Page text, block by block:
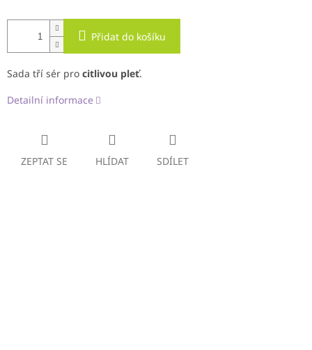
Přidat do košíku
Sada tří sér pro citlivou pleť.
Detailní informace
ZEPTAT SE HLÍDAT SDÍLET